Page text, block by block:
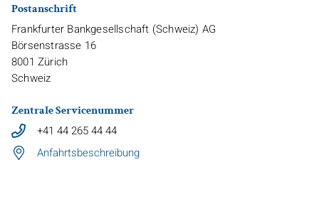
Postanschrift
Frankfurter Bankgesellschaft (Schweiz) AG
Börsenstrasse 16
8001 Zürich
Schweiz
Zentrale Servicenummer
+41 44 265 44 44
Anfahrtsbeschreibung